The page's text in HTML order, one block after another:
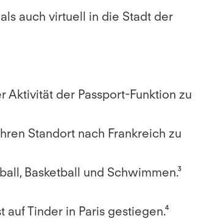
auch virtuell in die Stadt der
Aktivität der Passport-Funktion zu
Standort nach Frankreich zu
Basketball und Schwimmen.³
Tinder in Paris gestiegen.⁴